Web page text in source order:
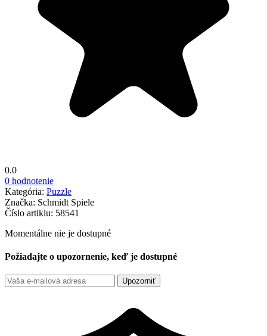
0.0
0 hodnotenie
Kategória: Puzzle
Značka: Schmidt Spiele
Číslo artiklu: 58541
Momentálne nie je dostupné
Požiadajte o upozornenie, keď je dostupné
Upozorniť